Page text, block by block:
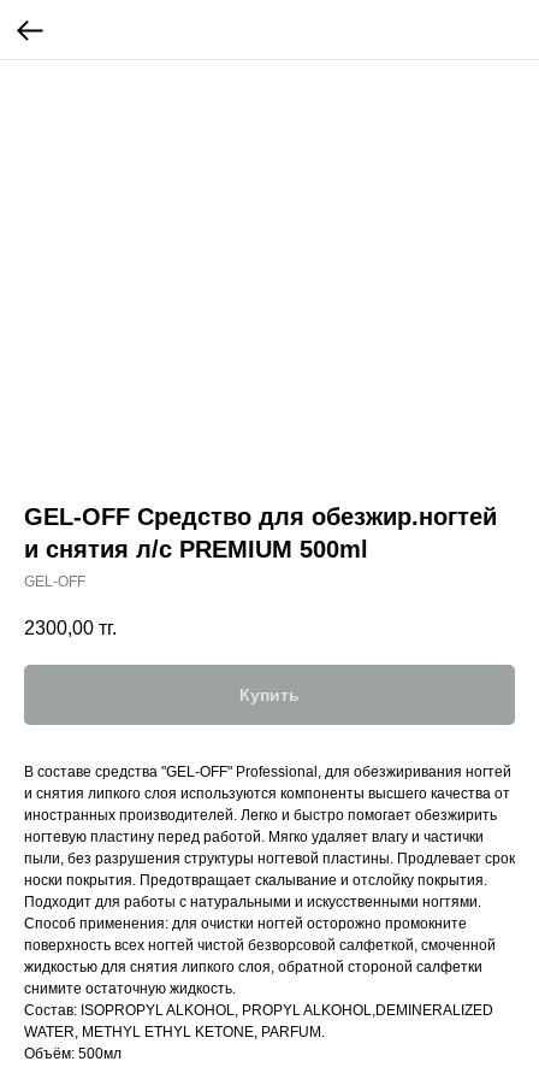
GEL-OFF Средство для обезжир.ногтей
и снятия л/с PREMIUM 500ml
GEL-OFF
2300,00 тг.
Купить
В составе средства "GEL-OFF" Professional, для обезжиривания ногтей
и снятия липкого слоя используются компоненты высшего качества от
иностранных производителей. Легко и быстро помогает обезжирить
ногтевую пластину перед работой. Мягко удаляет влагу и частички
пыли, без разрушения структуры ногтевой пластины. Продлевает срок
носки покрытия. Предотвращает скалывание и отслойку покрытия.
Подходит для работы с натуральными и искусственными ногтями.
Способ применения: для очистки ногтей осторожно промокните
поверхность всех ногтей чистой безворсовой салфеткой, смоченной
жидкостью для снятия липкого слоя, обратной стороной салфетки
снимите остаточную жидкость.
Состав: ISOPROPYL ALKOHOL, PROPYL ALKOHOL,DEMINERALIZED
WATER, METHYL ETHYL KETONE, PARFUM.
Объём: 500мл